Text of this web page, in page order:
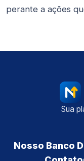
perante a ações
Sua
Nosso Banco